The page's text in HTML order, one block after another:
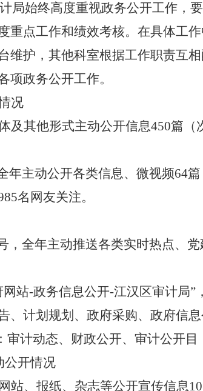
局始终高度重视政务公开工作，
重点工作和绩效考核。在具体工
维护，其他科室根据工作职责互
项政务公开工作。
况
及其他形式主动公开信息450篇（
年主动公开各类信息、微视频64
名网友关注。
，全年主动推送各类实时热点、党
站-政务信息公开-江汉区审计局”
、计划规划、政府采购、政府信
计动态、财政公开、审计公开目
公开情况
站、报纸、杂志等公开宣传信息